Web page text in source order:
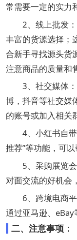
常需要一定的实力
2、线上批发：
丰富的货源选择；
合新手寻找源头货
注意商品的质量和
3、‌社交媒体：
博，抖音等社交媒
的账号或加入相关
4、小红书自带
推荐”等功能，可
5、采购展览会‌
对面交流的好机会
6、跨境电商平
通过亚马逊、eBay
二、注意事项：